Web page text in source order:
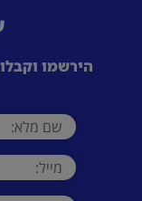
הירשמו